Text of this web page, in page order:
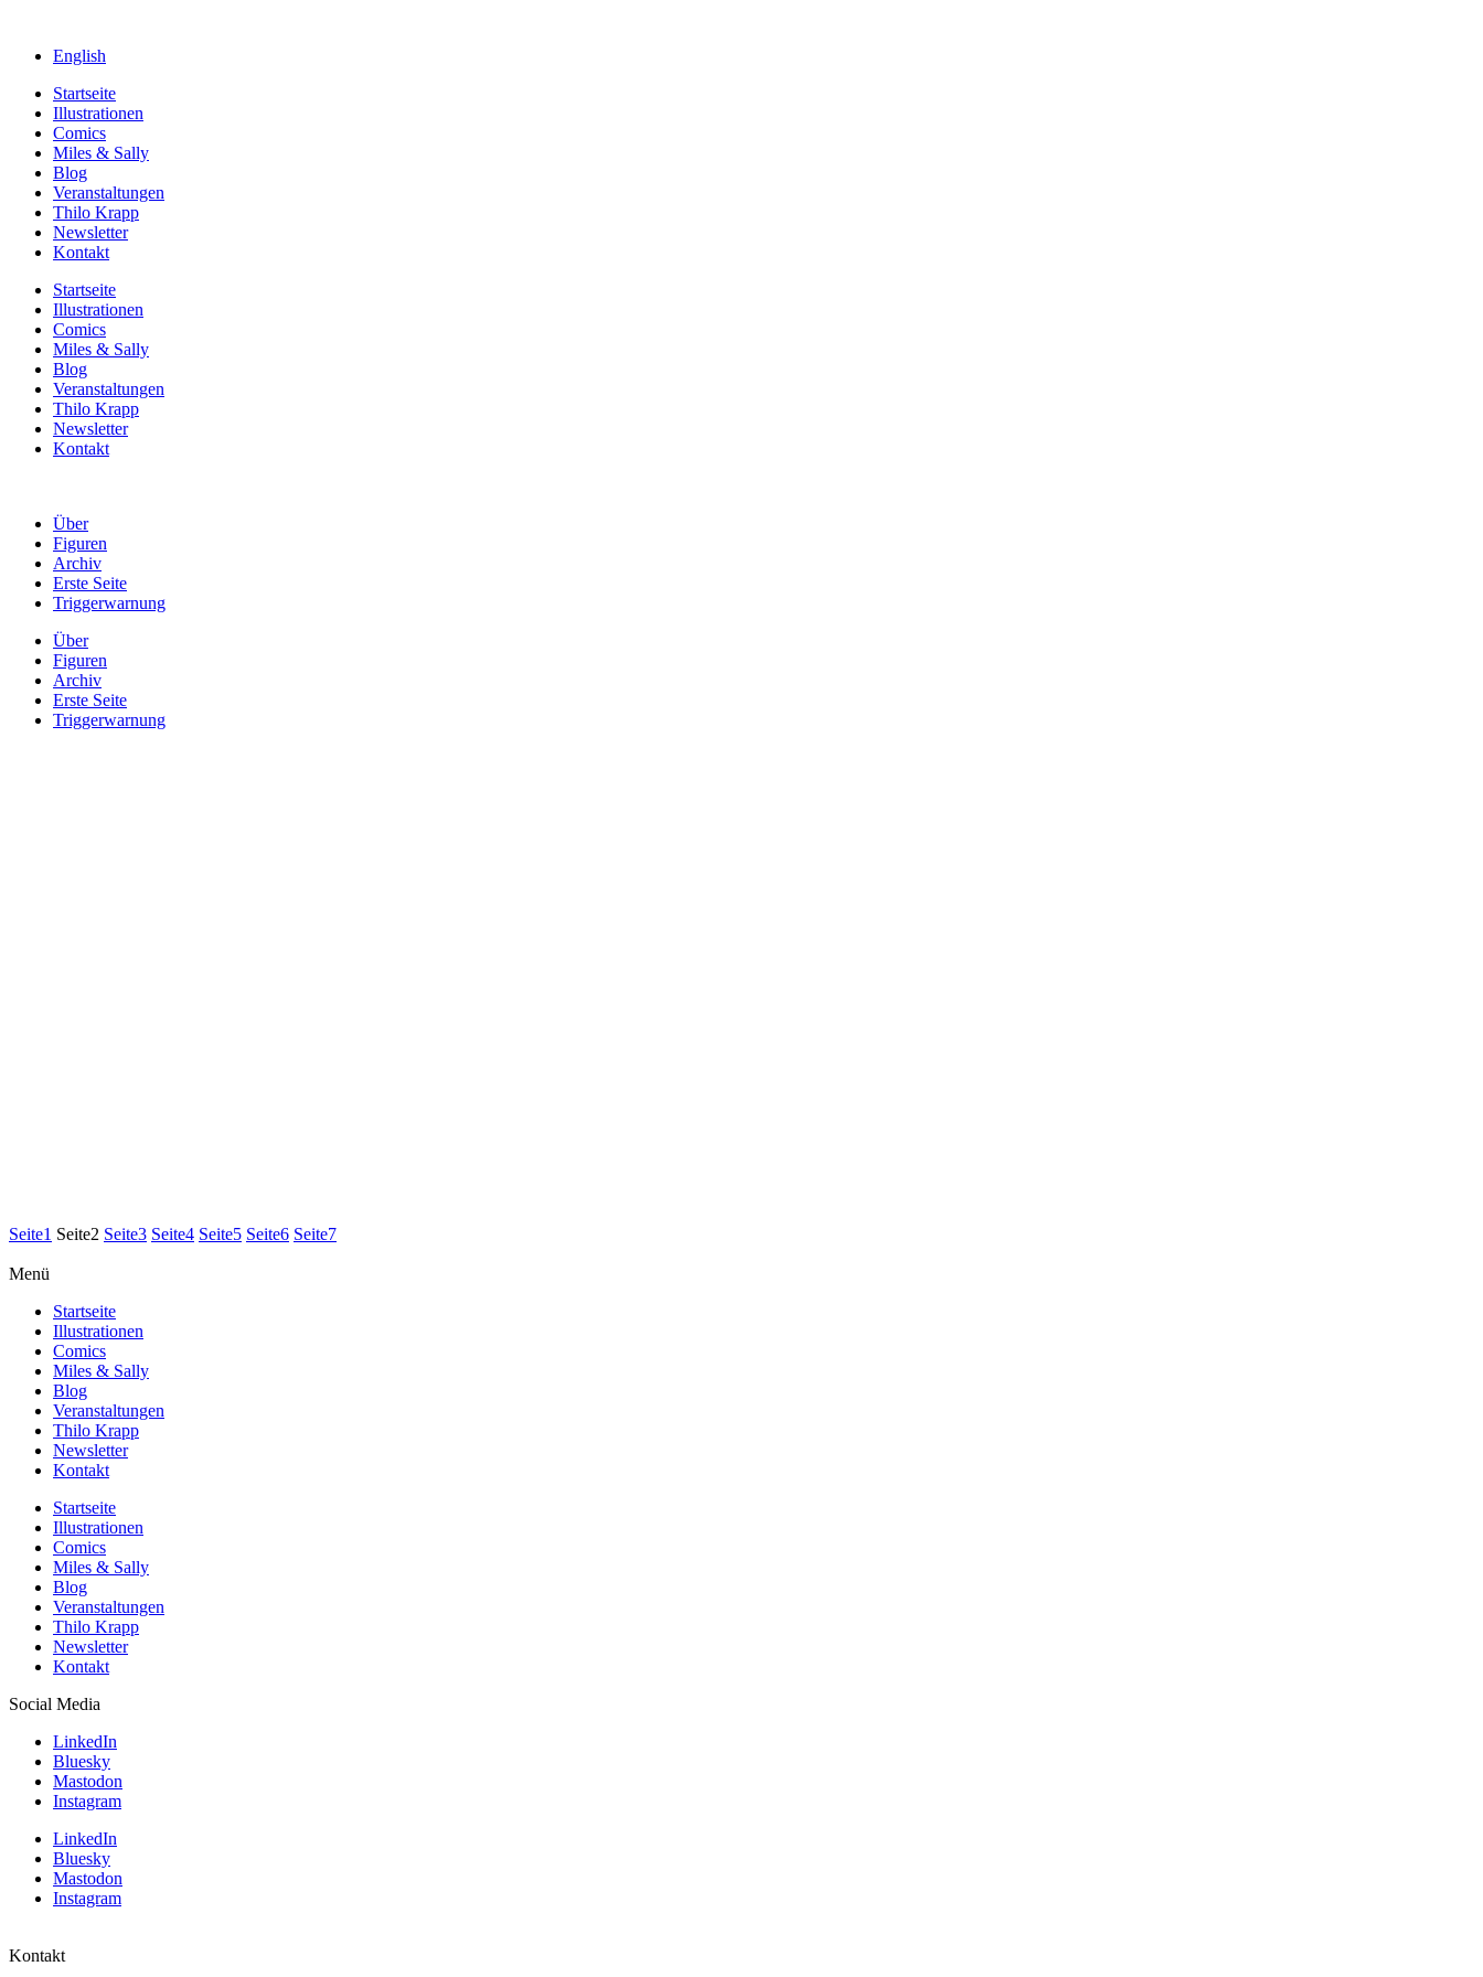
English
Startseite
Illustrationen
Comics
Miles & Sally
Blog
Veranstaltungen
Thilo Krapp
Newsletter
Kontakt
Startseite
Illustrationen
Comics
Miles & Sally
Blog
Veranstaltungen
Thilo Krapp
Newsletter
Kontakt
Über
Figuren
Archiv
Erste Seite
Triggerwarnung
Über
Figuren
Archiv
Erste Seite
Triggerwarnung
Seite1 Seite2 Seite3 Seite4 Seite5 Seite6 Seite7
Menü
Startseite
Illustrationen
Comics
Miles & Sally
Blog
Veranstaltungen
Thilo Krapp
Newsletter
Kontakt
Startseite
Illustrationen
Comics
Miles & Sally
Blog
Veranstaltungen
Thilo Krapp
Newsletter
Kontakt
Social Media
LinkedIn
Bluesky
Mastodon
Instagram
LinkedIn
Bluesky
Mastodon
Instagram
Kontakt